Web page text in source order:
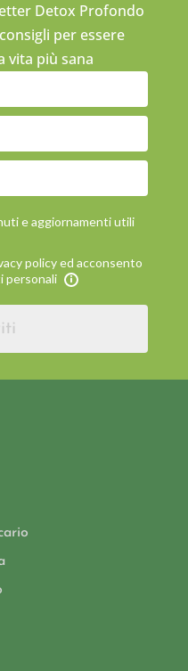
Detox Profondo
per essere
vita più sana
e aggiornamenti utili
policy ed acconsento
personali